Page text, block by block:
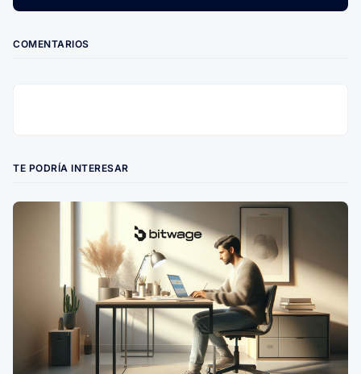
COMENTARIOS
TE PODRÍA INTERESAR